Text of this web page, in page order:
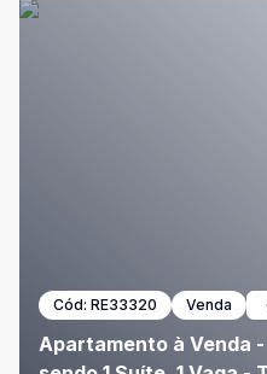
Cód: RE33320 Venda
Apartamento à Venda